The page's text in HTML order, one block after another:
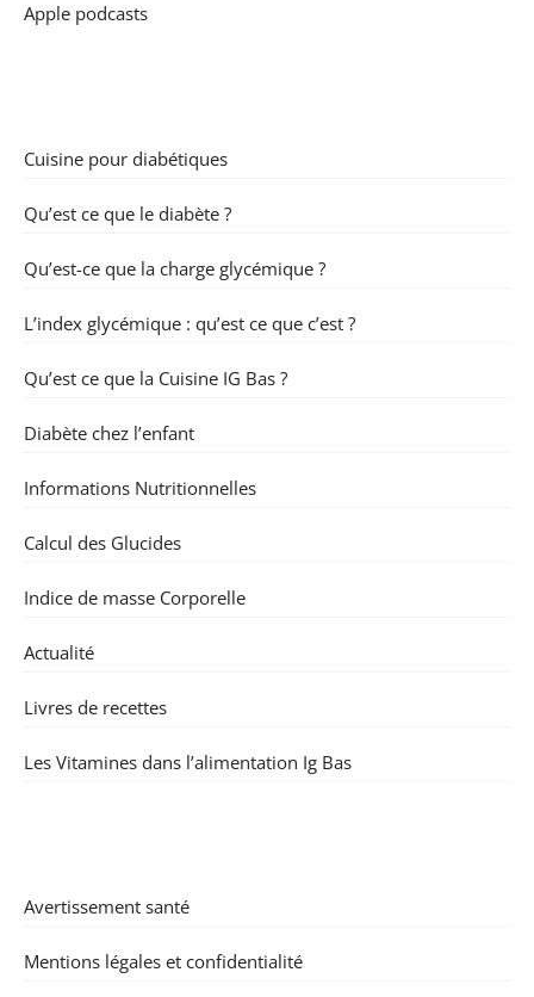
Apple podcasts
Cuisine pour diabétiques
Qu’est ce que le diabète ?
Qu’est-ce que la charge glycémique ?
L’index glycémique : qu’est ce que c’est ?
Qu’est ce que la Cuisine IG Bas ?
Diabète chez l’enfant
Informations Nutritionnelles
Calcul des Glucides
Indice de masse Corporelle
Actualité
Livres de recettes
Les Vitamines dans l’alimentation Ig Bas
Avertissement santé
Mentions légales et confidentialité